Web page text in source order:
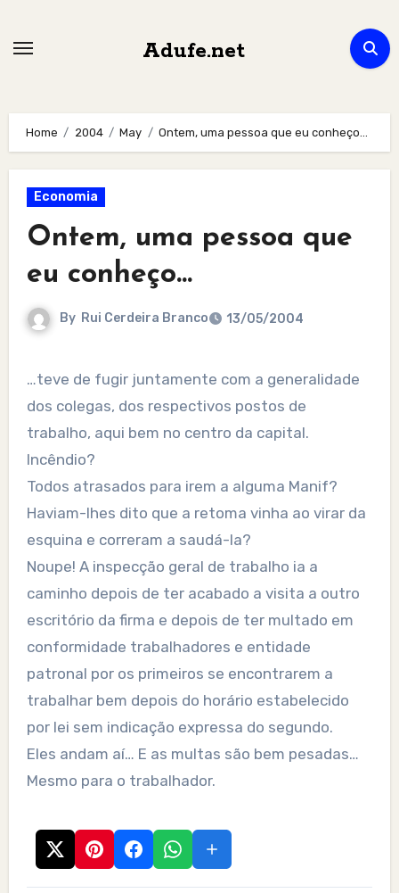
Adufe.net
Home 2004 May Ontem, uma pessoa que eu conheço…
Economia
Ontem, uma pessoa que
eu conheço…
By Rui Cerdeira Branco 13/05/2004
…teve de fugir juntamente com a generalidade
dos colegas, dos respectivos postos de
trabalho, aqui bem no centro da capital.
Incêndio?
Todos atrasados para irem a alguma Manif?
Haviam-lhes dito que a retoma vinha ao virar da
esquina e correram a saudá-la?
Noupe! A inspecção geral de trabalho ia a
caminho depois de ter acabado a visita a outro
escritório da firma e depois de ter multado em
conformidade trabalhadores e entidade
patronal por os primeiros se encontrarem a
trabalhar bem depois do horário estabelecido
por lei sem indicação expressa do segundo.
Eles andam aí… E as multas são bem pesadas…
Mesmo para o trabalhador.